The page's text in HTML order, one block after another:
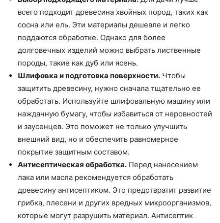
всего подходит древесина хвойных пород, таких как
сосна или ель. Эти материалы дешевле и легко
поддаются обработке. Однако для более
долговечных изделий можно выбрать лиственные
породы, такие как дуб или ясень.
Шлифовка и подготовка поверхности. Чтобы
защитить древесину, нужно сначала тщательно ее
обработать. Используйте шлифовальную машину или
наждачную бумагу, чтобы избавиться от неровностей
и заусенцев. Это поможет не только улучшить
внешний вид, но и обеспечить равномерное
покрытие защитным составом.
Антисептическая обработка. Перед нанесением
лака или масла рекомендуется обработать
древесину антисептиком. Это предотвратит развитие
грибка, плесени и других вредных микроорганизмов,
которые могут разрушить материал. Антисептик